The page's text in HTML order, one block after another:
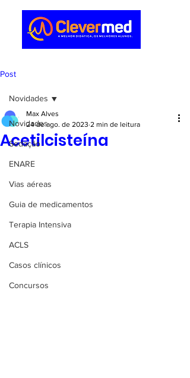
Post
Novidades
Sedação
ENARE
Vias aéreas
Guia de medicamentos
Terapia Intensiva
ACLS
Casos clínicos
Concursos
Novidades
Acetilcisteína
Max Alves
24 de ago. de 2023 2 min de leitura